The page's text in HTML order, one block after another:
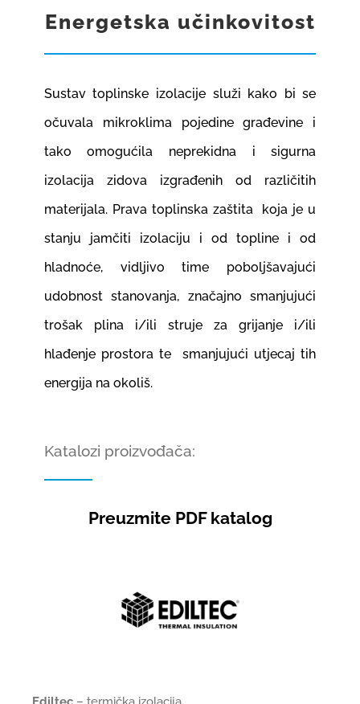
GRADNJA I OPREMANJE
REFERENCE
KARIJERE
WEB SHOP
Energetska učinkovitost
Sustav toplinske izolacije služi kako bi se
očuvala mikroklima pojedine građevine i
tako omogućila neprekidna i sigurna
izolacija zidova izgrađenih od različitih
materijala. Prava toplinska zaštita koja je u
stanju jamčiti izolaciju i od topline i od
hladnoće, vidljivo time poboljšavajući
udobnost stanovanja, značajno smanjujući
trošak plina i/ili struje za grijanje i/ili
hlađenje prostora te smanjujući utjecaj tih
energija na okoliš.
Katalozi proizvođača:
Preuzmite PDF katalog